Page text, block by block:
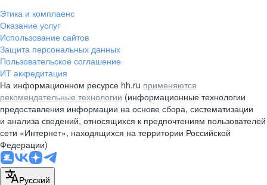
Этика и комплаенс
Оказание услуг
Использование сайтов
Защита персональных данных
Пользовательское соглашение
ИТ аккредитация
На информационном ресурсе hh.ru применяются
рекомендательные технологии (информационные технологии
предоставления информации на основе сбора, систематизации
и анализа сведений, относящихся к предпочтениям пользователей
сети «Интернет», находящихся на территории Российской
Федерации)
Русский